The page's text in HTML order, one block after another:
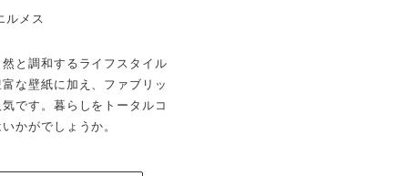
ルメス
と調和するライフスタイル
な壁紙に加え、ファブリッ
です。暮らしをトータルコ
かがでしょうか。